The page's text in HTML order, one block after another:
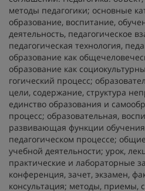
методы педагогики; основные
образование, воспитание,
деятельность, педагогическое
педагогическая технология,
образование как
образование как
гогический процесс;
цели, содержание, структура
единство образования и
процесс; образовательная,
развивающая функции
педагогическом процессе;
учебной деятельности; урок,
практические и лабораторные
конференция, зачет, экзамен,
консультация; методы, приемы,